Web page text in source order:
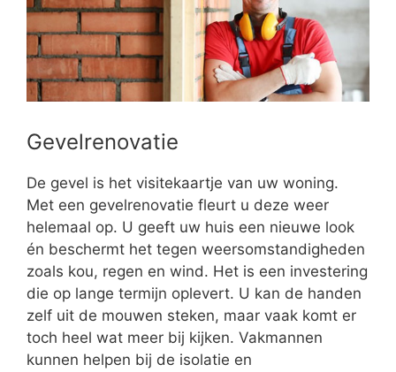
Gevelrenovatie
De gevel is het visitekaartje van uw woning.
Met een gevelrenovatie fleurt u deze weer
helemaal op. U geeft uw huis een nieuwe look
én beschermt het tegen weersomstandigheden
zoals kou, regen en wind. Het is een investering
die op lange termijn oplevert. U kan de handen
zelf uit de mouwen steken, maar vaak komt er
toch heel wat meer bij kijken. Vakmannen
kunnen helpen bij de isolatie en